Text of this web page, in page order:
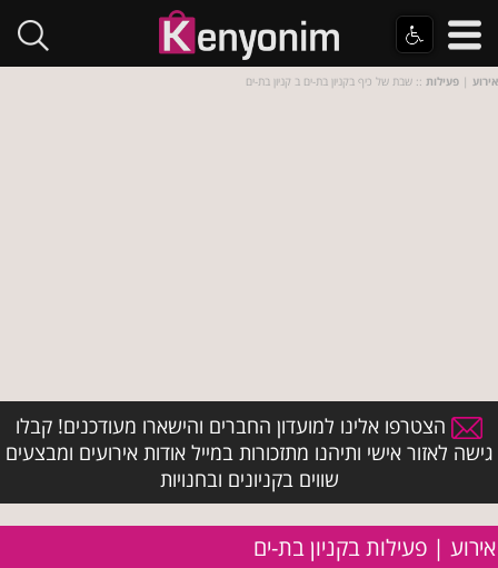
אירוע | פעילות :: שבת של כיף בקניון בת-ים ב קניון בת-ים
הצטרפו אלינו למועדון החברים והישארו מעודכנים! קבלו
גישה לאזור אישי ותיהנו מתזכורות במייל אודות אירועים ומבצעים
שווים בקניונים ובחנויות
אירוע | פעילות בקניון בת-ים